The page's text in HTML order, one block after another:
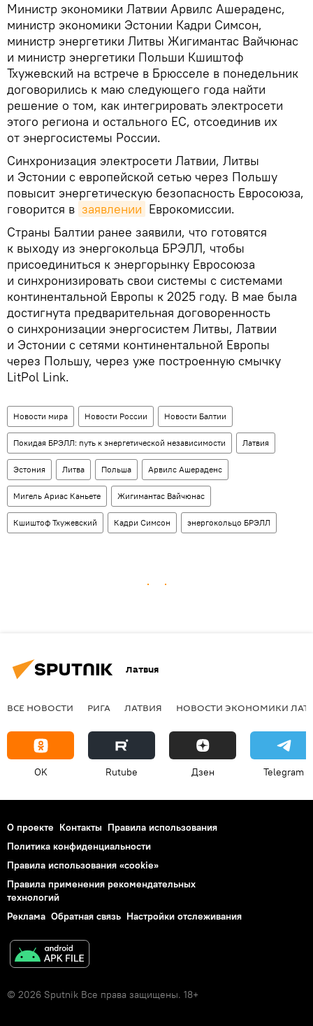
Министр экономики Латвии Арвилс Ашераденс,
министр экономики Эстонии Кадри Симсон,
министр энергетики Литвы Жигимантас Вайчюнас
и министр энергетики Польши Кшиштоф
Тхужевский на встрече в Брюсселе в понедельник
договорились к маю следующего года найти
решение о том, как интегрировать электросети
этого региона и остального ЕС, отсоединив их
от энергосистемы России.
Синхронизация электросети Латвии, Литвы
и Эстонии с европейской сетью через Польшу
повысит энергетическую безопасность Евросоюза,
говорится в заявлении Еврокомиссии.
Страны Балтии ранее заявили, что готовятся
к выходу из энергокольца БРЭЛЛ, чтобы
присоединиться к энергорынку Евросоюза
и синхронизировать свои системы с системами
континентальной Европы к 2025 году. В мае была
достигнута предварительная договоренность
о синхронизации энергосистем Литвы, Латвии
и Эстонии с сетями континентальной Европы
через Польшу, через уже построенную смычку
LitPol Link.
Новости мира Новости России Новости Балтии
Покидая БРЭЛЛ: путь к энергетической независимости Латвия
Эстония Литва Польша Арвилс Ашераденс
Мигель Ариас Каньете Жигимантас Вайчюнас
Кшиштоф Тхужевский Кадри Симсон энергокольцо БРЭЛЛ
Латвия
ВСЕ НОВОСТИ РИГА ЛАТВИЯ НОВОСТИ ЭКОНОМИКИ
OK Rutube Дзен Telegram
О проекте Контакты Правила использования
Политика конфиденциальности
Правила использования «cookie»
Правила применения рекомендательных
технологий
Реклама Обратная связь Настройки отслеживания
© 2026 Sputnik Все права защищены. 18+